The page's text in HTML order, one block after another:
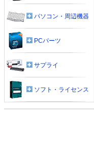
パソコン・周辺機器
PCパーツ
サプライ
ソフト・ライセンス